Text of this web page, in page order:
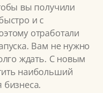
вы получили
и с
отработали
Вам не нужно
ждать. С новым
наибольший